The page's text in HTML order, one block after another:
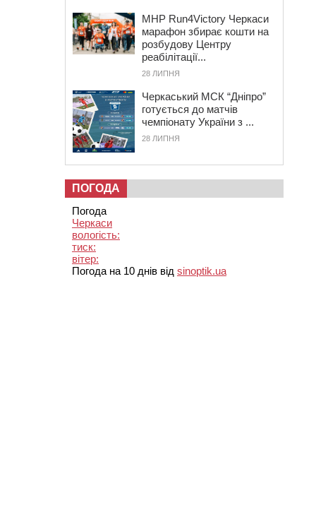
MHP Run4Victory Черкаси
марафон збирає кошти на
розбудову Центру
реабілітації...
28 ЛИПНЯ
Черкаський МСК “Дніпро”
готується до матчів
чемпіонату України з ...
28 ЛИПНЯ
ПОГОДА
Погода
Черкаси
вологість:
тиск:
вітер:
Погода на 10 днів від sinoptik.ua